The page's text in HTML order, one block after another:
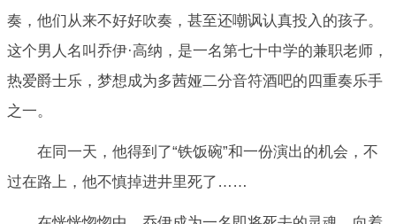
奏，他们从来不好好吹奏，甚至还嘲讽认真投入的孩子。
这个男人名叫乔伊·高纳，是一名第七十中学的兼职老师，
热爱爵士乐，梦想成为多茜娅二分音符酒吧的四重奏乐手
之一。
在同一天，他得到了“铁饭碗”和一份演出的机会，不
过在路上，他不慎掉进井里死了……